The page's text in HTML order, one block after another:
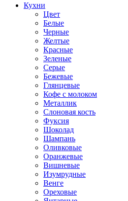
Кухни
Цвет
Белые
Черные
Желтые
Красные
Зеленые
Серые
Бежевые
Глянцевые
Кофе с молоком
Металлик
Слоновая кость
Фуксия
Шоколад
Шампань
Оливковые
Оранжевые
Вишневые
Изумрудные
Венге
Ореховые